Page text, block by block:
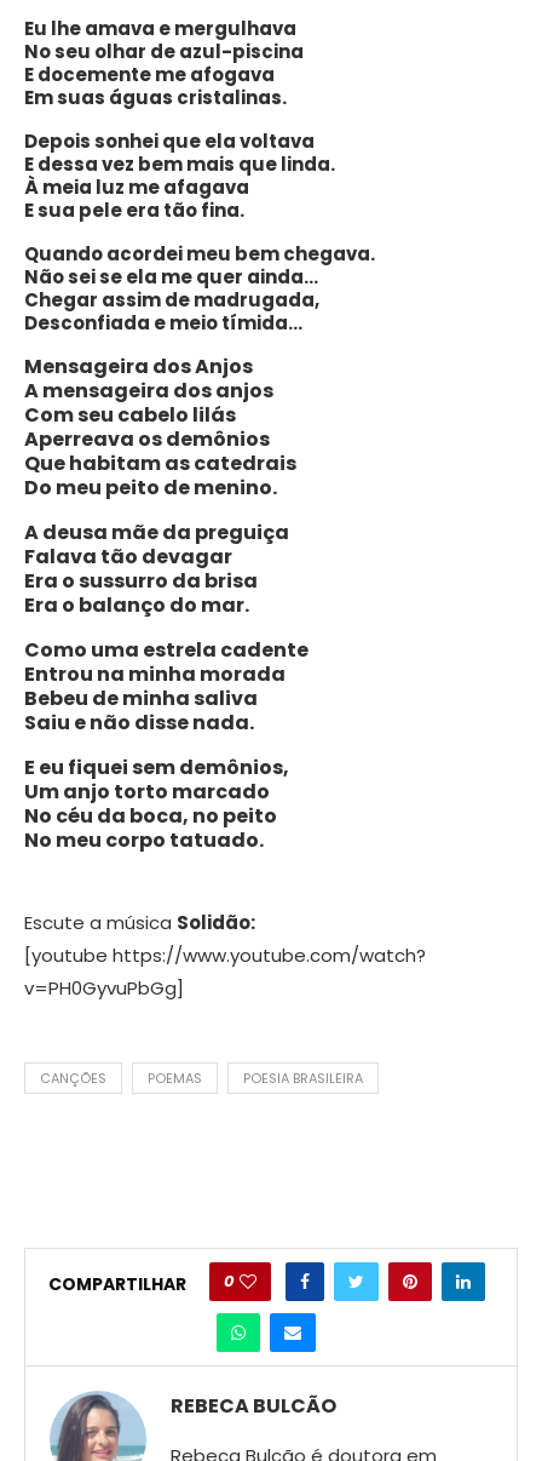
Eu lhe amava e mergulhava
No seu olhar de azul-piscina
E docemente me afogava
Em suas águas cristalinas.
Depois sonhei que ela voltava
E dessa vez bem mais que linda.
À meia luz me afagava
E sua pele era tão fina.
Quando acordei meu bem chegava.
Não sei se ela me quer ainda…
Chegar assim de madrugada,
Desconfiada e meio tímida…
Mensageira dos Anjos
A mensageira dos anjos
Com seu cabelo lilás
Aperreava os demônios
Que habitam as catedrais
Do meu peito de menino.
A deusa mãe da preguiça
Falava tão devagar
Era o sussurro da brisa
Era o balanço do mar.
Como uma estrela cadente
Entrou na minha morada
Bebeu de minha saliva
Saiu e não disse nada.
E eu fiquei sem demônios,
Um anjo torto marcado
No céu da boca, no peito
No meu corpo tatuado.
Escute a música Solidão:
[youtube https://www.youtube.com/watch?
v=PH0GyvuPbGg]
CANÇÕES POEMAS POESIA BRASILEIRA
COMPARTILHAR 0
REBECA BULCÃO